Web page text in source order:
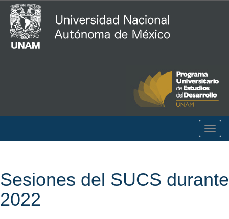
Sesiones del SUCS durante
2022